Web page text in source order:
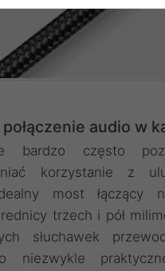
audio w
bardzo często
korzystanie z
most łączący
trzech i pół
słuchawek
niezwykle